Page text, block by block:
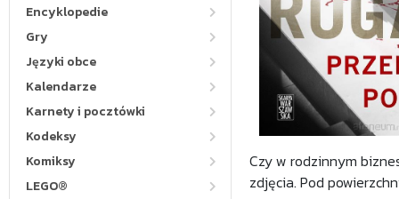
Encyklopedie
Gry
Języki obce
Kalendarze
Karnety i pocztówki
Kodeksy
Komiksy
LEGO®
Czy w rodzinnym
zdjęcia. Pod